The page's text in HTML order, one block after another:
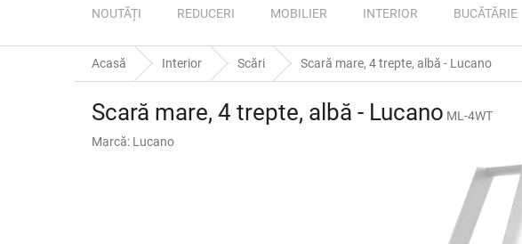
NOUTĂȚI REDUCERI MOBILIER INTERIOR BUCĂTĂRIE
Acasă Interior Scări Scară mare, 4 trepte, albă - Lucano
Scară mare, 4 trepte, albă - Lucano ML-4WT
Marcă: Lucano